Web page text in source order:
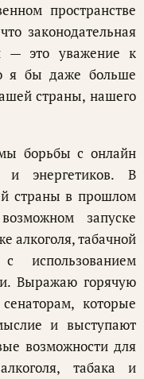
пространстве
законодательная
— это уважение к
я бы даже больше
страны, нашего
борьбы с онлайн
и энергетиков. В
страны в прошлом
запуске
алкоголя, табачной
использованием
Выражаю горячую
которые
и выступают
возможности для
табака и